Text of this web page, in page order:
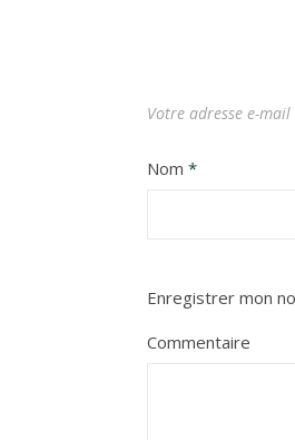
Votre adresse e-
Nom *
Enregistrer mon
Commentaire